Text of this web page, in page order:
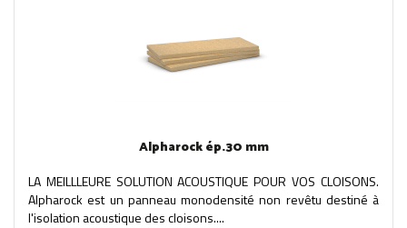
Alpharock ép.30 mm
LA MEILLLEURE SOLUTION ACOUSTIQUE POUR VOS CLOISONS.
Alpharock est un panneau monodensité non revêtu destiné à
l'isolation acoustique des cloisons....